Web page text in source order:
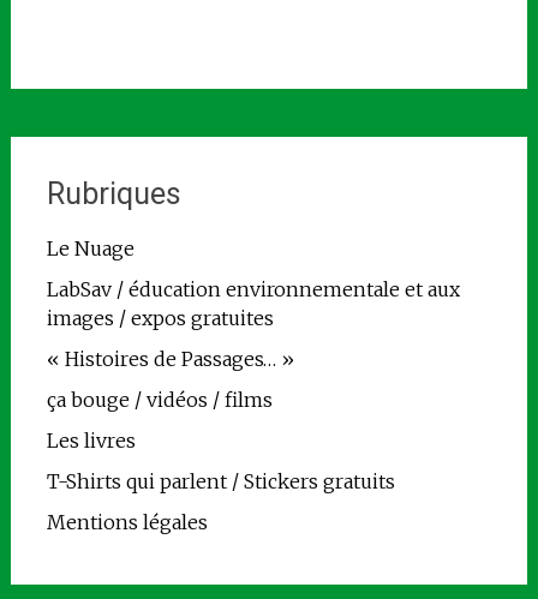
Rubriques
Le Nuage
LabSav / éducation environnementale et aux
images / expos gratuites
« Histoires de Passages… »
ça bouge / vidéos / films
Les livres
T-Shirts qui parlent / Stickers gratuits
Mentions légales